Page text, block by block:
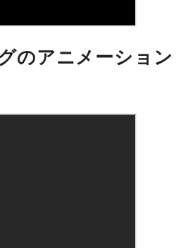
のアニメーション